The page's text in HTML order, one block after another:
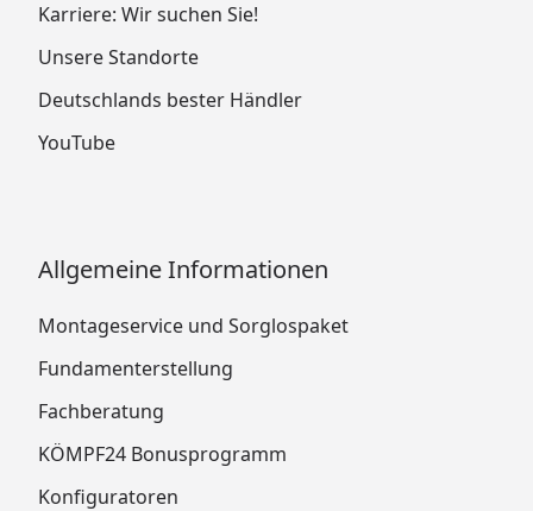
Karriere: Wir suchen Sie!
Unsere Standorte
Deutschlands bester Händler
YouTube
Allgemeine Informationen
Montageservice und Sorglospaket
Fundamenterstellung
Fachberatung
KÖMPF24 Bonusprogramm
Konfiguratoren